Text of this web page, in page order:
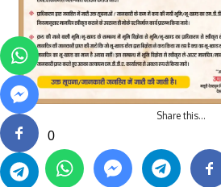
0
Share this…